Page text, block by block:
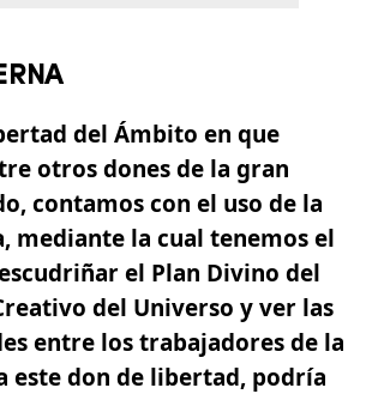
del Ámbito en que
otros dones de la gran
contamos con el uso de la
mediante la cual tenemos el
el Plan Divino del
del Universo y ver las
entre los trabajadores de la
este don de libertad, podría